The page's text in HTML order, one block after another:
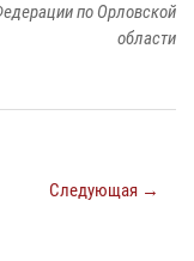
по Орловской
области
Следующая →